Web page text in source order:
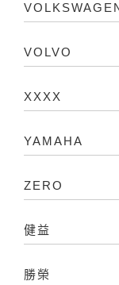
VOLVO
XXXX
YAMAHA
ZERO
健益
勝榮